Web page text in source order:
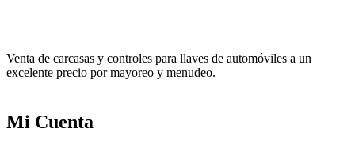
Venta de carcasas y controles para llaves de automóviles a un
excelente precio por mayoreo y menudeo.
Mi Cuenta